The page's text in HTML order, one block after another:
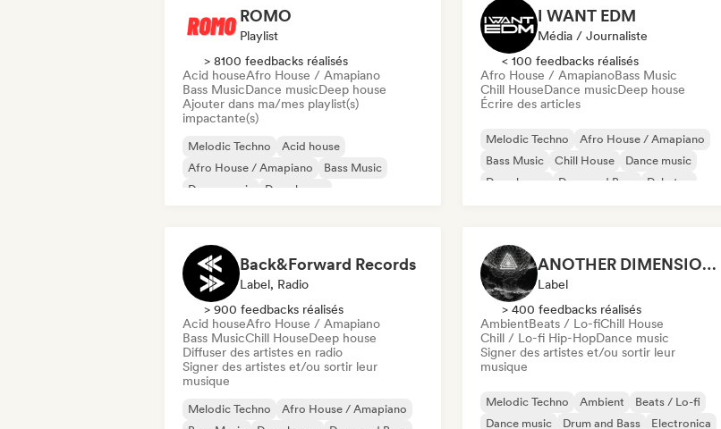
ROMO
Playlist
> 8100 feedbacks réalisés
Acid houseAfro House / Amapiano
Bass MusicDance musicDeep house
Ajouter dans ma/mes playlist(s)
impactante(s)
Melodic Techno
Acid house
Afro House / Amapiano
Bass Music
Dance music
Deep house
I WANT EDM
Média / Journaliste
< 100 feedbacks réalisés
Afro House / AmapianoBass Music
Chill HouseDance musicDeep house
Écrire des articles
Melodic Techno
Afro House / Amapiano
Bass Music
Chill House
Dance music
Deep house
Drum and Bass Dubstep
Back&Forward Records
Label, Radio
> 900 feedbacks réalisés
Acid houseAfro House / Amapiano
Bass MusicChill HouseDeep house
Diffuser des artistes en radio
Signer des artistes et/ou sortir leur
musique
Melodic Techno
Afro House / Amapiano
ANOTHER DIMENSION MUSIC
Label
> 400 feedbacks réalisés
AmbientBeats / Lo-fiChill House
Chill / Lo-fi Hip-HopDance music
Signer des artistes et/ou sortir leur
musique
Melodic Techno Ambient
Beats / Lo-fi
Dance music
Drum and Bass
Electronica